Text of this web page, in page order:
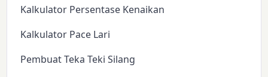
Kalkulator Persentase Kenaikan
Kalkulator Pace Lari
Pembuat Teka Teki Silang